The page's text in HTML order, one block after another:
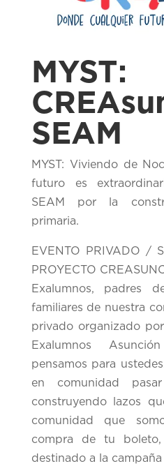
MYST:
SEAM
MYST: Viviendo de
futuro es
SEAM por la
primaria.
EVENTO PRIVADO /
PROYECTO
Exalumnos, padres
familiares de nuestra
privado organizado
Exalumnos
pensamos para
en comunidad
construyendo lazos
comunidad que
compra de tu
destinado a la